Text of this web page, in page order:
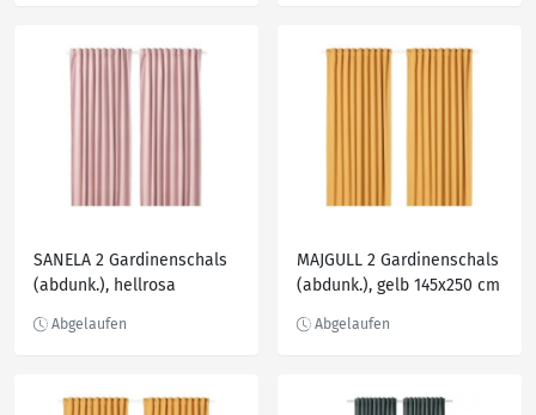
SANELA 2 Gardinenschals
(abdunk.), hellrosa
MAJGULL 2 Gardinenschals
(abdunk.), gelb 145x250 cm